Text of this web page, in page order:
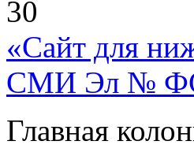
30
«Сайт для
СМИ Эл №
Главная